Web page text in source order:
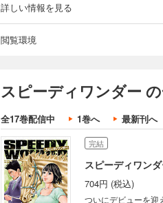
詳しい情報を見る
閲覧環境
スピーディワンダー
全17巻配信中 1巻へ 最新刊へ
真黄たちに見守ら
幸次郎メソッドにま
完結
スピーディワン
704円 (税込)
ついにデビューを迎